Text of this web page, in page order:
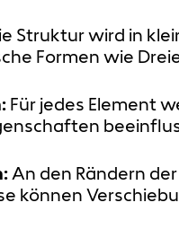
Struktur wird in
Formen wie
Für jedes Element
An den Rändern
können